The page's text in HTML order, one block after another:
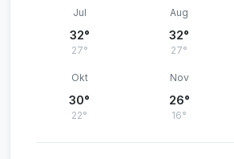
Jul
32°
27°
Aug
32°
27°
Okt
30°
22°
Nov
26°
16°